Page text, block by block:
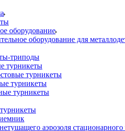
оборудование
оборудование для
триподы
турникеты
турникеты
турникеты
турникеты
аэрозоля стационарного